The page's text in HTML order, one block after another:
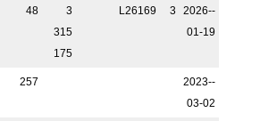
48
3
315
175
L26169 3
2026-­
01-19
257
2023-­
03-02